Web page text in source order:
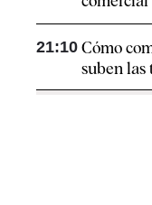
21:10 Cómo
suben las